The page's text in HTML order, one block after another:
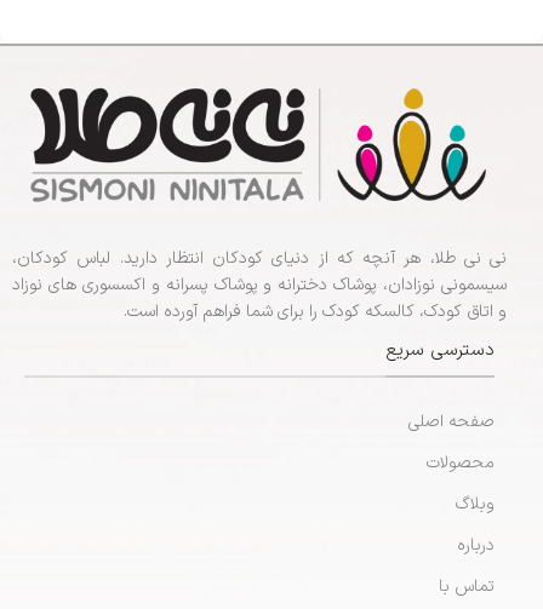
نی نی طلا، هر آنچه که از دنیای کودکان انتظار دارید. لباس کودکان،
سیسمونی نوزادان، پوشاک دخترانه و پوشاک پسرانه و اکسسوری های نوزاد
و اتاق کودک، کالسکه کودک را برای شما فراهم آورده است.
دسترسی سریع
صفحه اصلی
محصولات
وبلاگ
درباره
تماس با